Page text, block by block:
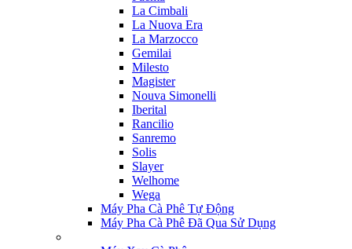
La Cimbali
La Nuova Era
La Marzocco
Gemilai
Milesto
Magister
Nouva Simonelli
Iberital
Rancilio
Sanremo
Solis
Slayer
Welhome
Wega
Máy Pha Cà Phê Tự Động
Máy Pha Cà Phê Đã Qua Sử Dụng